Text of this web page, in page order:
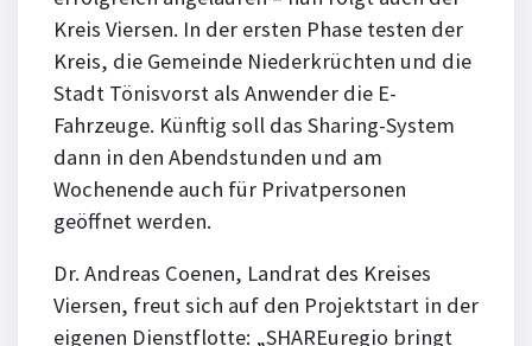
Kreis Viersen. In der ersten Phase testen der
Kreis, die Gemeinde Niederkrüchten und die
Stadt Tönisvorst als Anwender die E-
Fahrzeuge. Künftig soll das Sharing-System
dann in den Abendstunden und am
Wochenende auch für Privatpersonen
geöffnet werden.
Dr. Andreas Coenen, Landrat des Kreises
Viersen, freut sich auf den Projektstart in der
eigenen Dienstflotte: „SHAREuregio bringt